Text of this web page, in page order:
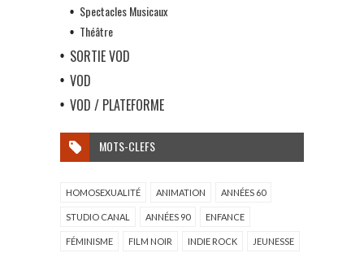
Spectacles Musicaux
Théâtre
SORTIE VOD
VOD
VOD / PLATEFORME
MOTS-CLEFS
HOMOSEXUALITÉ ANIMATION ANNÉES 60
STUDIO CANAL ANNÉES 90 ENFANCE
FÉMINISME FILM NOIR INDIE ROCK JEUNESSE